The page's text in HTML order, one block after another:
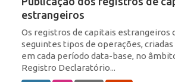
estrangeiros
Os registros de capitais estrangeiros
seguintes tipos de operações,
em cada período data-base, no
Registro Declaratório...